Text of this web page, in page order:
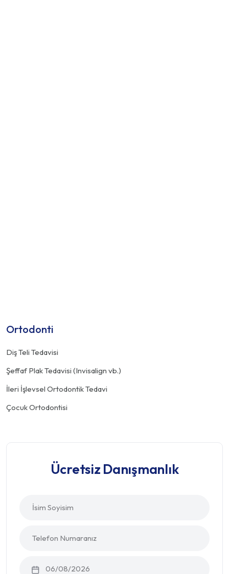
Ortodonti
Diş Teli Tedavisi
Şeffaf Plak Tedavisi (Invisalign vb.)
İleri İşlevsel Ortodontik Tedavi
Çocuk Ortodontisi
Ücretsiz Danışmanlık